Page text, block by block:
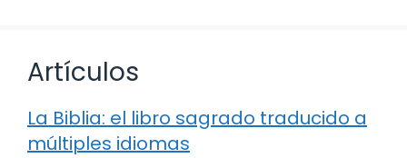
Artículos
La Biblia: el libro sagrado traducido a
múltiples idiomas